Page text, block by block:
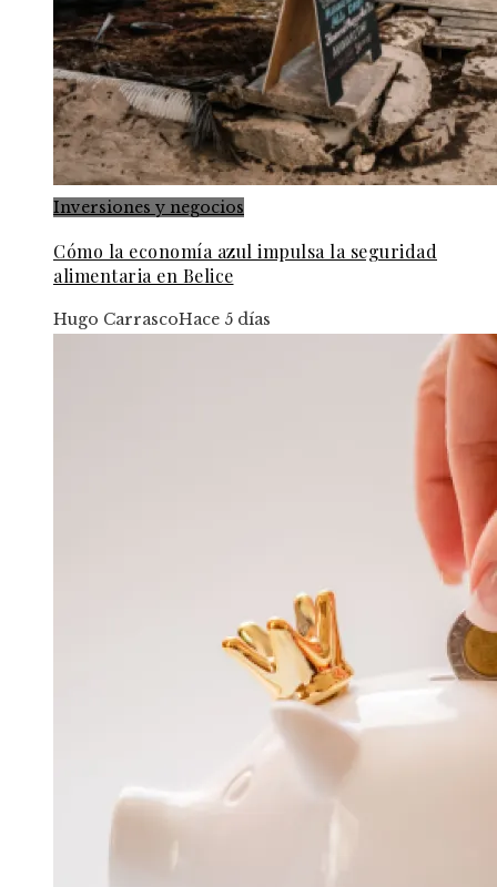
Inversiones y negocios
Cómo la economía azul impulsa la seguridad
alimentaria en Belice
Hugo CarrascoHace 5 días